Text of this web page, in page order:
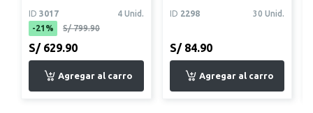
ID 3017
4 Unid.
-21%
S/ 799.90
S/ 629.90
ID 2298 30 Unid.
S/ 84.90